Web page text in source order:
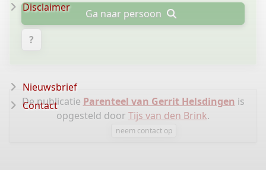
Ga naar persoon
?
De publicatie Parenteel van Gerrit Helsdingen is
opgesteld door Tijs van den Brink.
neem contact op
Disclaimer
Nieuwsbrief
Contact